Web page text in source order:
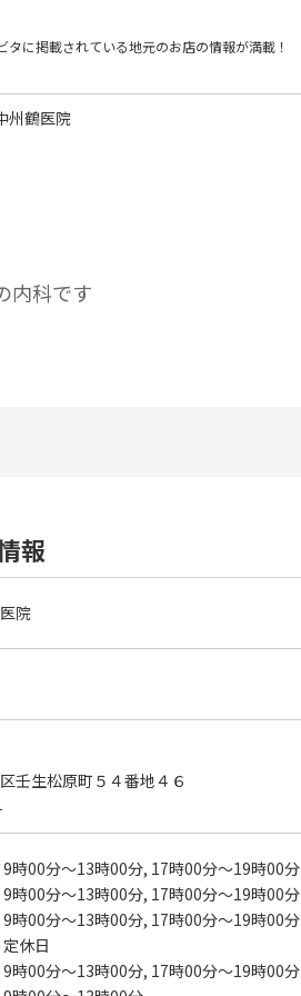
タに掲載されている地元のお店の情報が満載！
州鶴医院
内科です
報
院
壬生松原町５４番地４６
9時00分～13時00分, 17時00分～19時00分
9時00分～13時00分, 17時00分～19時00分
時00分～13時00分, 17時00分～19時00分
休日
時00分～13時00分, 17時00分～19時00分